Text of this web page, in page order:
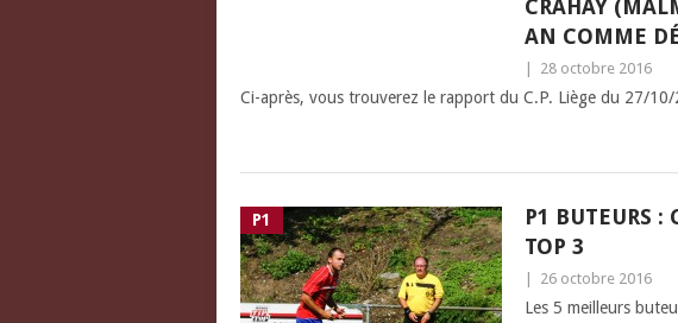
CRAHAY
AN COMME
28 octobre 2016
Ci-après, vous trouverez le rapport du C.P. Liège du 27/
P1
P1 BUTEURS :
TOP 3
26 octobre 2016
Les 5 meilleurs